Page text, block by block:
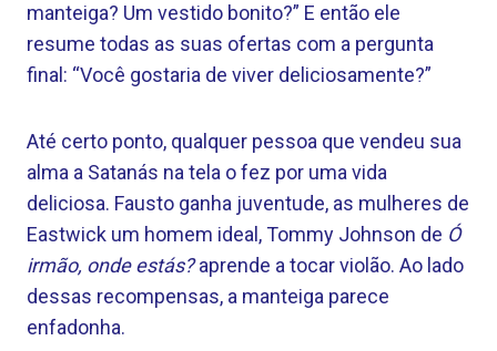
manteiga? Um vestido bonito?” E então ele
resume todas as suas ofertas com a pergunta
final: “Você gostaria de viver deliciosamente?”
Até certo ponto, qualquer pessoa que vendeu sua
alma a Satanás na tela o fez por uma vida
deliciosa. Fausto ganha juventude, as mulheres de
Eastwick um homem ideal, Tommy Johnson de Ó
irmão, onde estás?aprende a tocar violão. Ao lado
dessas recompensas, a manteiga parece
enfadonha.